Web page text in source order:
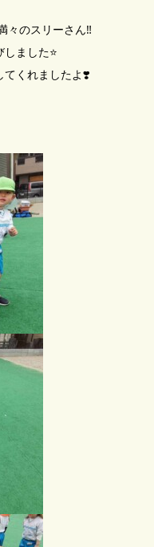
々のスリーさん‼️
ました⭐
てくれましたよ❣️